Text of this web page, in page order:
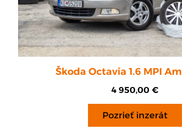
Škoda Octavia 1.6 MPI
4 950,00 €
Pozrieť inzerát